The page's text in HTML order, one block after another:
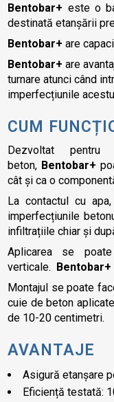
Bentobar+ este o
destinată etanșării
Bentobar+ are
Bentobar+ are
turnare atunci când
imperfecțiunile
CUM
Dezvoltat pentru
beton, Bentobar+
cât și ca o
La contactul cu apa,
imperfecțiunile
infiltrațiile chiar și
Aplicarea se
verticale. Bentobar+
Montajul se poate
cuie de beton
de 10-20 centimetri.
AVANTAJE
Asigură etanșare
Eficiență testată: